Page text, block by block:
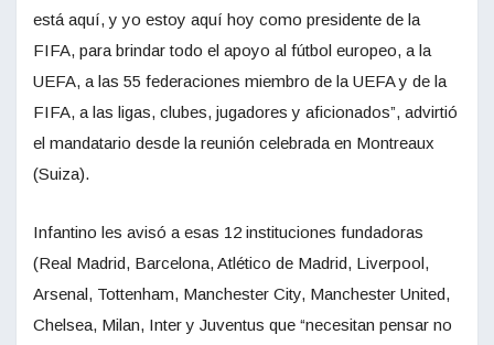
está aquí, y yo estoy aquí hoy como presidente de la
FIFA, para brindar todo el apoyo al fútbol europeo, a la
UEFA, a las 55 federaciones miembro de la UEFA y de la
FIFA, a las ligas, clubes, jugadores y aficionados”, advirtió
el mandatario desde la reunión celebrada en Montreaux
(Suiza).
Infantino les avisó a esas 12 instituciones fundadoras
(Real Madrid, Barcelona, Atlético de Madrid, Liverpool,
Arsenal, Tottenham, Manchester City, Manchester United,
Chelsea, Milan, Inter y Juventus que “necesitan pensar no